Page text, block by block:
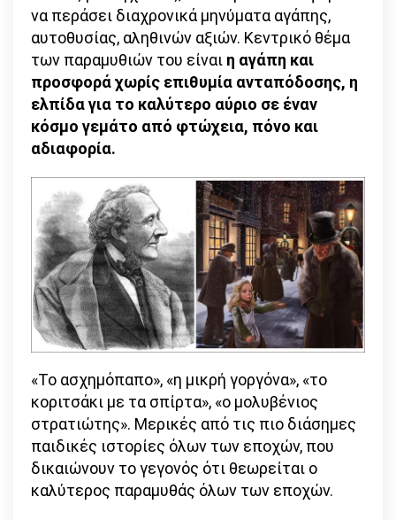
να περάσει διαχρονικά μηνύματα αγάπης,
αυτοθυσίας, αληθινών αξιών. Κεντρικό θέμα
των παραμυθιών του είναι η αγάπη και
προσφορά χωρίς επιθυμία ανταπόδοσης, η
ελπίδα για το καλύτερο αύριο σε έναν
κόσμο γεμάτο από φτώχεια, πόνο και
αδιαφορία.
«Το ασχημόπαπο», «η μικρή γοργόνα», «το
κοριτσάκι με τα σπίρτα», «ο μολυβένιος
στρατιώτης». Μερικές από τις πιο διάσημες
παιδικές ιστορίες όλων των εποχών, που
δικαιώνουν το γεγονός ότι θεωρείται ο
καλύτερος παραμυθάς όλων των εποχών.